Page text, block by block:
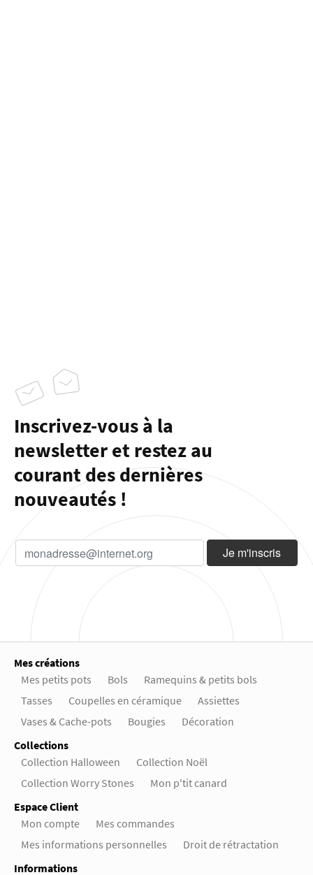
Inscrivez-vous à la
newsletter et restez au
courant des dernières
nouveautés !
Mes créations
Mes petits pots
Bols
Ramequins & petits bols
Tasses
Coupelles en céramique
Assiettes
Vases & Cache-pots
Bougies
Décoration
Collections
Collection Halloween
Collection Noël
Collection Worry Stones
Mon p'tit canard
Espace Client
Mon compte
Mes commandes
Mes informations personnelles
Droit de rétractation
Informations